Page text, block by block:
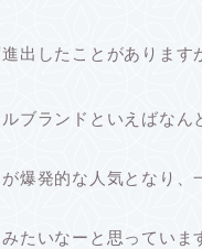
出したことがあります
ブランドといえばなん
爆発的な人気となり
たいなーと思っていま